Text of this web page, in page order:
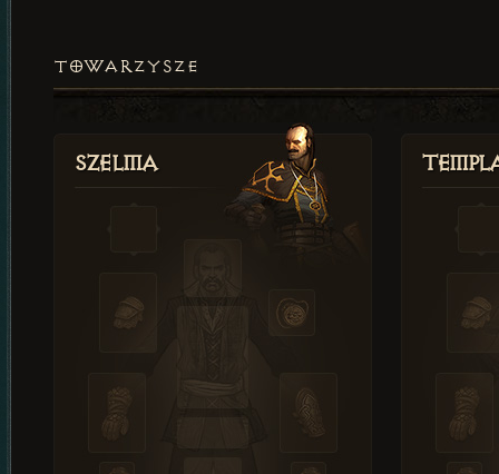
TOWARZYSZE
Szelma